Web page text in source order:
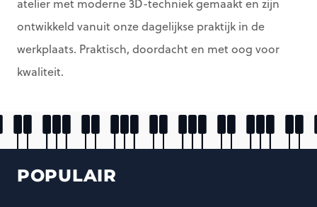
atelier met moderne 3D-techniek gemaakt en zijn
ontwikkeld vanuit onze dagelijkse praktijk in de
werkplaats. Praktisch, doordacht en met oog voor
kwaliteit.
POPULAIR